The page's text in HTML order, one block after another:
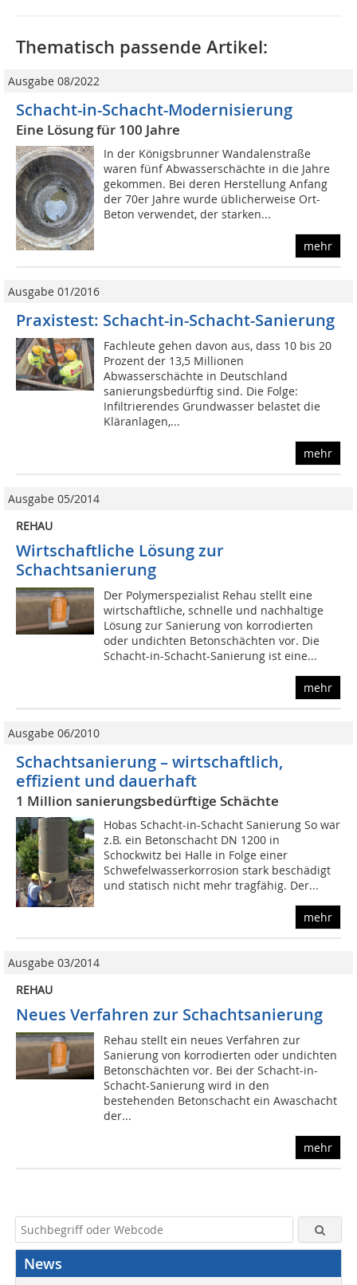
Thematisch passende Artikel:
Ausgabe 08/2022
Schacht-in-Schacht-Modernisierung
Eine Lösung für 100 Jahre
In der Königsbrunner Wandalenstraße
waren fünf Abwasserschächte in die Jahre
gekommen. Bei deren Herstellung Anfang
der 70er Jahre wurde üblicherweise Ort-
Beton verwendet, der starken...
mehr
Ausgabe 01/2016
Praxistest: Schacht-in-Schacht-Sanierung
Fachleute gehen davon aus, dass 10 bis 20
Prozent der 13,5 Millionen
Abwasserschächte in Deutschland
sanierungsbedürftig sind. Die Folge:
Infiltrierendes Grundwasser belastet die
Kläranlagen,...
mehr
Ausgabe 05/2014
REHAU
Wirtschaftliche Lösung zur
Schachtsanierung
Der Polymerspezialist Rehau stellt eine
wirtschaftliche, schnelle und nachhaltige
Lösung zur Sanierung von korrodierten
oder undichten Betonschächten vor. Die
Schacht-in-Schacht-Sanierung ist eine...
mehr
Ausgabe 06/2010
Schachtsanierung – wirtschaftlich,
effizient und dauerhaft
1 Million sanierungsbedürftige Schächte
Hobas Schacht-in-Schacht Sanierung So war
z.B. ein Betonschacht DN 1200 in
Schockwitz bei Halle in Folge einer
Schwefelwasserkorrosion stark beschädigt
und statisch nicht mehr tragfähig. Der...
mehr
Ausgabe 03/2014
REHAU
Neues Verfahren zur Schachtsanierung
Rehau stellt ein neues Verfahren zur
Sanierung von korrodierten oder undichten
Betonschächten vor. Bei der Schacht-in-
Schacht-Sanierung wird in den
bestehenden Betonschacht ein Awaschacht
der...
mehr
News